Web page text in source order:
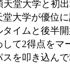
堂大学と初
大学が優位
イムと後半
て2得点をマ
を叩き込ん